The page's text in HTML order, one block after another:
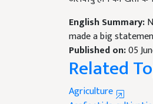
English Summary:
made a big
Published on:05
Related
Agriculture
Asafoetida cultivation